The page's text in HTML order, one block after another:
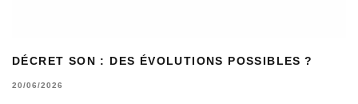
DÉCRET SON : DES ÉVOLUTIONS POSSIBLES ?
20/06/2026